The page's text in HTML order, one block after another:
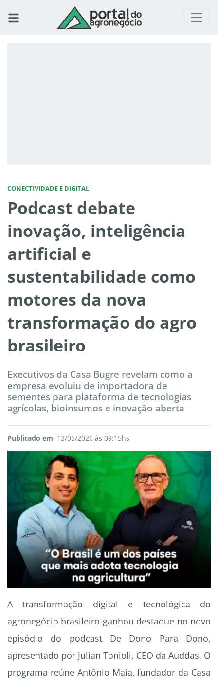
CONECTIVIDADE E DIGITAL
Podcast debate
inovação, inteligência
artificial e
sustentabilidade como
motores da nova
transformação do agro
brasileiro
Executivos da Casa Bugre revelam como a
empresa evoluiu de importadora de
sementes para plataforma de tecnologias
agrícolas, bioinsumos e inovação aberta
Publicado em: 13/05/2026 às 09:15hs
A transformação digital e tecnológica do
agronegócio brasileiro ganhou destaque no novo
episódio do podcast De Dono Para Dono,
apresentado por Julian Tonioli, CEO da Auddas. O
programa reúne Antônio Maia, fundador da Casa